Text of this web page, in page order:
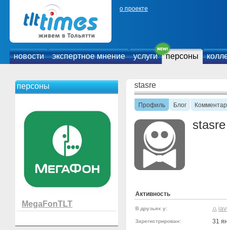
о проекте
новости экспертное мнение услуги персоны
персоны
MegaFonTLT
stasre
Профиль Блог
stasre
Активность
В друзьях у:
Зарегистрирован: 31